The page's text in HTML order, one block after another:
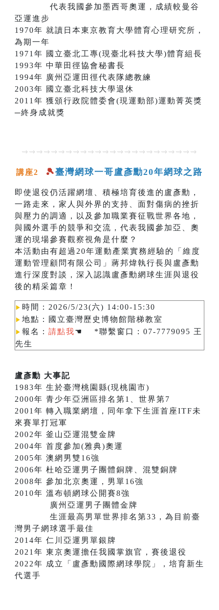
代表我國參加墨西哥奧運，成績較曼谷
亞運進步
1970年 就讀日本東京教育大學體育心理研究所，
為期一年
1971年 國立臺北工專(現臺北科技大學)體育組長
1993年 中華田徑協會秘書長
1994年 廣州亞運田徑代表隊總教練
2003年 國立臺北科技大學退休
2011年 獲頒行政院體委會(現運動部)運動菁英獎
─終身成就獎
⇝⇝⇝⇝⇝⇝⇝⇝⇝⇝⇝⇝⇝⇝⇝⇝⇝⇝⇝⇝⇝⇝⇝⇝
講座2 🎾臺灣網球一哥盧彥勳20年網球之路
即使退役仍活躍網壇、積極培育後進的盧彥勳，
一路走來，家人與外界的支持、面對傷病的挫折
與壓力的調適，以及參加職業賽征戰世界各地，
與國外選手的競爭和交流，代表我國參加亞、奧
運的現場參賽觀察視角是什麼？
本活動由有超過20年運動產業實務經驗的「維度
運動管理顧問有限公司」蔣邦煒執行長與盧彥勳
進行深度對談，深入認識盧彥勳網球生涯與退役
後的精采篇章！
▶︎ 時間：2026/5/23(六) 14:00-15:30
▶︎ 地點：國立臺灣歷史博物館階梯教室
▶︎ 報名： 請點我☚ *聯繫窗口：07-7779095 王
先生
盧彥勳 大事記
1983年 生於臺灣桃園縣(現桃園市)
2000年 青少年亞洲區排名第1、世界第7
2001年 轉入職業網壇，同年拿下生涯首座ITF未
來賽單打冠軍
2002年 釜山亞運混雙金牌
2004年 首度參加(雅典)奧運
2005年 澳網男雙16強
2006年 杜哈亞運男子團體銅牌、混雙銅牌
2008年 參加北京奧運，男單16強
2010年 溫布頓網球公開賽8強
廣州亞運男子團體金牌
生涯最高男單世界排名第33，為目前臺
灣男子網球選手最佳
2014年 仁川亞運男單銀牌
2021年 東京奧運擔任我國掌旗官，賽後退役
2022年 成立「盧彥勳國際網球學院」，培育新生
代選手